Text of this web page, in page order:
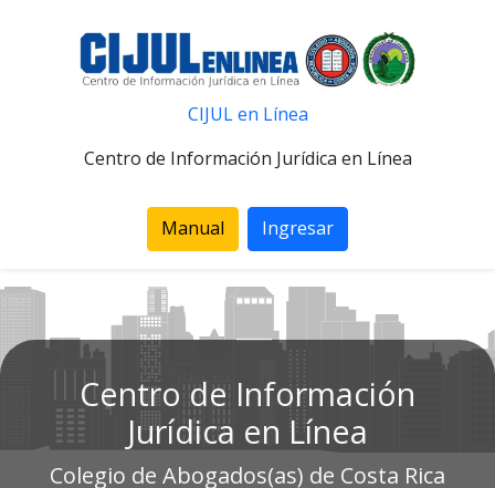
CIJUL en Línea
Centro de Información Jurídica en Línea
Manual Ingresar
Centro de Información
Jurídica en Línea
Colegio de Abogados(as) de Costa Rica